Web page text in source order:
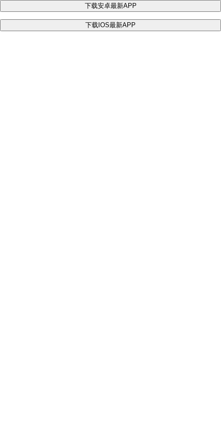
下载安卓最新APP
下载IOS最新APP